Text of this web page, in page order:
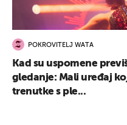
POKROVITELJ WATA
Kad su uspomene
gledanje: Mali uređaj
trenutke s ple...